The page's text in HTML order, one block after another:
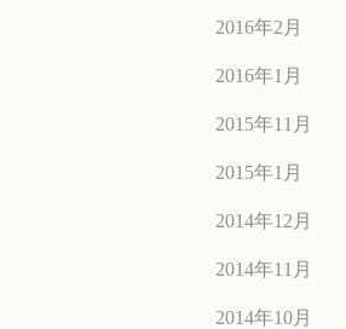
2016年2月
2016年1月
2015年11月
2015年1月
2014年12月
2014年11月
2014年10月